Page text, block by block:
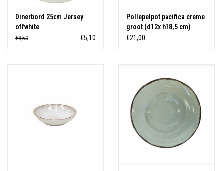
Dinerbord 25cm Jersey
offwhite
€8,50 €5,10
Pollepelpot pacifica creme
groot (d12x h18,5 cm)
€21,00